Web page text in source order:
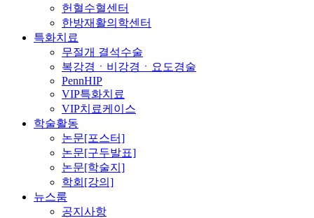
헌혈수혈센터
한방재활의학센터
특화치료
무절개 결석수술
복강경ㆍ비강경ㆍ요도경술
PennHIP
VIP특화치료
VIP치료케이스
학술활동
논문[포스터]
논문[구두발표]
논문[학술지]
학회[강의]
뉴스룸
공지사항